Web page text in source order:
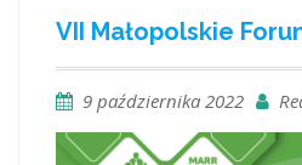
VII Małopolskie
9 października 2022